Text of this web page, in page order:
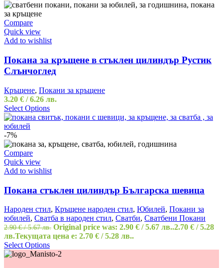
Compare
Quick view
Add to wishlist
Покана за кръщене в стъклен цилиндър Рустик
Слънчоглед
Кръщене, Покани за кръщене
3.20 € / 6.26 лв.
Select Options
-7%
Compare
Quick view
Add to wishlist
Покана стъклен цилиндър Българска шевица
Народен стил, Кръщене народен стил, Юбилей, Покани за
юбилей, Сватба в народен стил, Сватби, Сватбени Покани
2.90€ / 5.67 лв. Original price was: 2.90 € / 5.67 лв..2.70 € / 5.28
лв.Текущата цена е: 2.70 € / 5.28 лв..
Select Options